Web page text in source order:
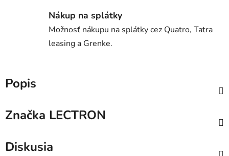
Nákup na splátky
Možnosť nákupu na splátky cez Quatro, Tatra
leasing a Grenke.
Popis
Značka LECTRON
Diskusia